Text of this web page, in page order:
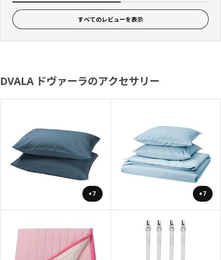
すべてのレビューを表示
DVALA ドヴァーラのアクセサリー
+7 +7